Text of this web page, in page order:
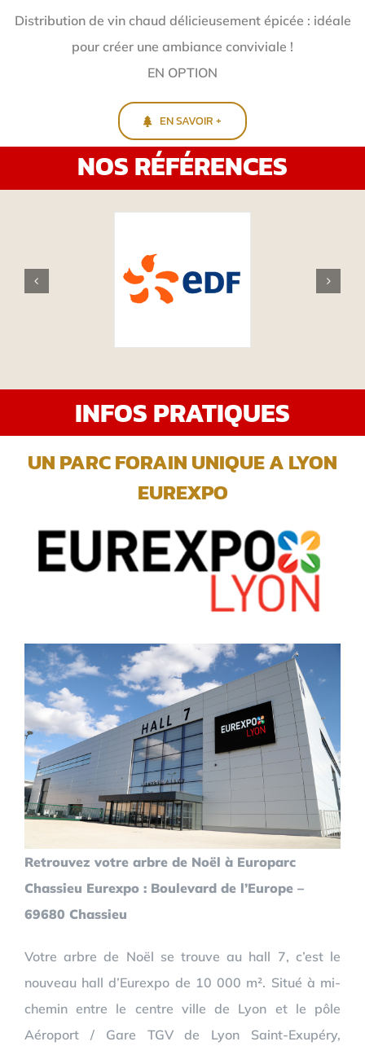
Distribution de vin chaud délicieusement épicée : idéale
pour créer une ambiance conviviale !
EN OPTION
EN SAVOIR +
NOS RÉFÉRENCES
INFOS PRATIQUES
UN PARC FORAIN UNIQUE A LYON
EUREXPO
Retrouvez votre arbre de Noël à Europarc
Chassieu Eurexpo : Boulevard de l’Europe –
69680 Chassieu
Votre arbre de Noël se trouve au hall 7, c’est le
nouveau hall d’Eurexpo de 10 000 m². Situé à mi-
chemin entre le centre ville de Lyon et le pôle
Aéroport / Gare TGV de Lyon Saint-Exupéry,